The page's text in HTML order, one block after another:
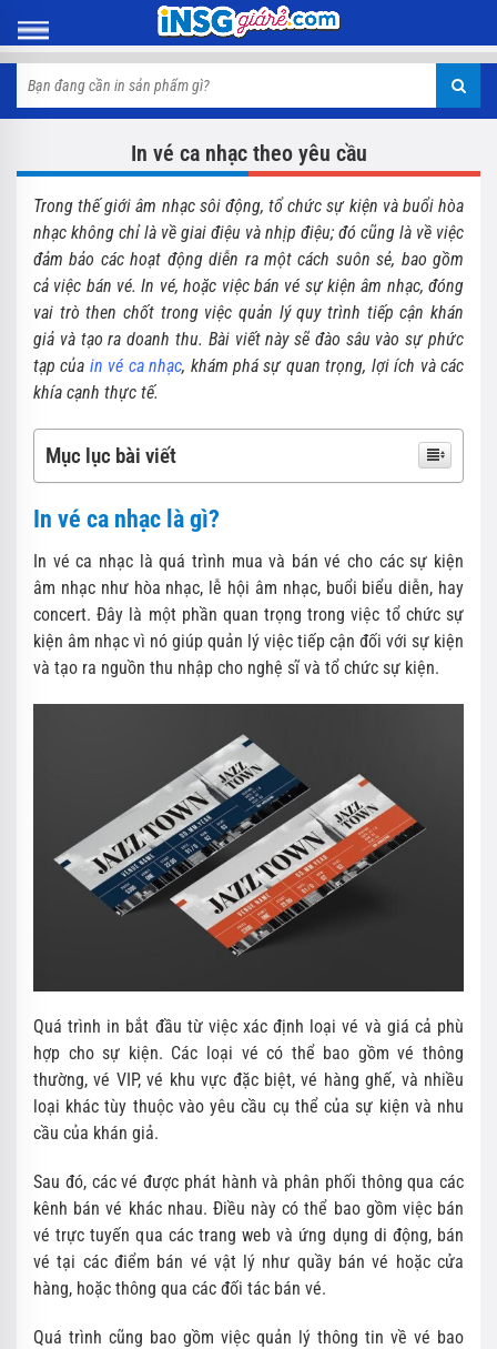
In vé ca nhạc theo yêu cầu
Trong thế giới âm nhạc sôi động, tổ chức sự kiện và buổi hòa
nhạc không chỉ là về giai điệu và nhịp điệu; đó cũng là về việc
đảm bảo các hoạt động diễn ra một cách suôn sẻ, bao gồm
cả việc bán vé. In vé, hoặc việc bán vé sự kiện âm nhạc, đóng
vai trò then chốt trong việc quản lý quy trình tiếp cận khán
giả và tạo ra doanh thu. Bài viết này sẽ đào sâu vào sự phức
tạp của in vé ca nhạc, khám phá sự quan trọng, lợi ích và các
khía cạnh thực tế.
Mục lục bài viết
In vé ca nhạc là gì?
In vé ca nhạc là quá trình mua và bán vé cho các sự kiện
âm nhạc như hòa nhạc, lễ hội âm nhạc, buổi biểu diễn, hay
concert. Đây là một phần quan trọng trong việc tổ chức sự
kiện âm nhạc vì nó giúp quản lý việc tiếp cận đối với sự kiện
và tạo ra nguồn thu nhập cho nghệ sĩ và tổ chức sự kiện.
Quá trình in bắt đầu từ việc xác định loại vé và giá cả phù
hợp cho sự kiện. Các loại vé có thể bao gồm vé thông
thường, vé VIP, vé khu vực đặc biệt, vé hàng ghế, và nhiều
loại khác tùy thuộc vào yêu cầu cụ thể của sự kiện và nhu
cầu của khán giả.
Sau đó, các vé được phát hành và phân phối thông qua các
kênh bán vé khác nhau. Điều này có thể bao gồm việc bán
vé trực tuyến qua các trang web và ứng dụng di động, bán
vé tại các điểm bán vé vật lý như quầy bán vé hoặc cửa
hàng, hoặc thông qua các đối tác bán vé.
Quá trình cũng bao gồm việc quản lý thông tin về vé bao